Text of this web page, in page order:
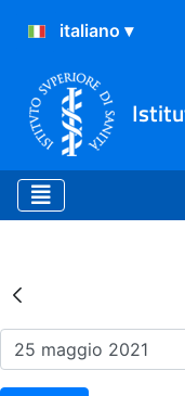
Risultati